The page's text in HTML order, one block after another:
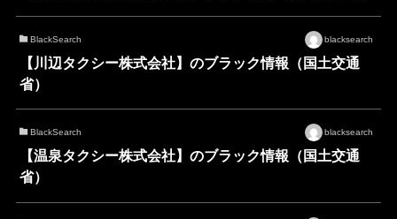
BlackSearch blacksearch
【川辺タクシー株式会社】のブラック情報（国土交通
省）
BlackSearch blacksearch
【温泉タクシー株式会社】のブラック情報（国土交通
省）